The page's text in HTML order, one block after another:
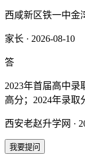
西咸新区铁一中金
家长 · 2026-08-10
答
2023年首届高中录
高分；2024年录取
西安老赵升学网 ·
我要提问